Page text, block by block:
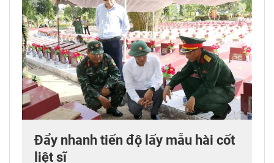
Đẩy nhanh tiến độ lấy mẫu hài cốt
liệt sĩ